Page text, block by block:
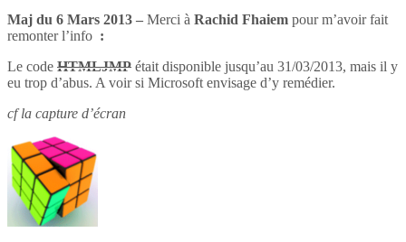
Maj du 6 Mars 2013 – Merci à Rachid Fhaiem pour m’avoir fait
remonter l’info :
Le code HTMLJMP était disponible jusqu’au 31/03/2013, mais il y
eu trop d’abus. A voir si Microsoft envisage d’y remédier.
cf la capture d’écran